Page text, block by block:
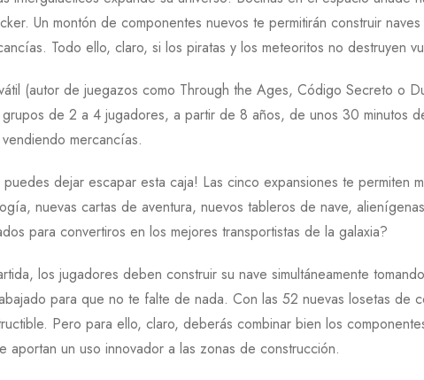
Un montón de componentes nuevos te permitirán construir
Todo ello, claro, si los piratas y los meteoritos no destruyen
(autor de juegazos como Through the Ages, Código Secreto o
de 2 a 4 jugadores, a partir de 8 años, de unos 30 minutos
mercancías.
dejar escapar esta caja! Las cinco expansiones te permiten
nuevas cartas de aventura, nuevos tableros de nave,
para convertiros en los mejores transportistas de la galaxia?
los jugadores deben construir su nave simultáneamente
para que no te falte de nada. Con las 52 nuevas losetas de
Pero para ello, claro, deberás combinar bien los
aportan un uso innovador a las zonas de construcción.